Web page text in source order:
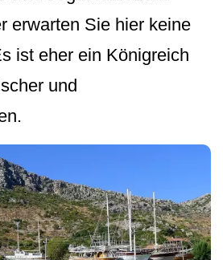
erwarten Sie hier keine
ist eher ein Königreich
und